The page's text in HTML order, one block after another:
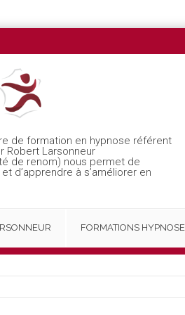
de formation en hypnose référent
Robert Larsonneur
de renom) nous permet de
d’apprendre à s’améliorer en
FORMATIONS HYPNOSE